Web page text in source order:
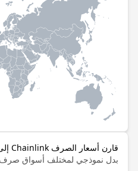
قارن أسعار الصرف Chainlink إلى أوقية موريتانية - 1973-2017
بدل نموذجي لمختلف أسواق صرف